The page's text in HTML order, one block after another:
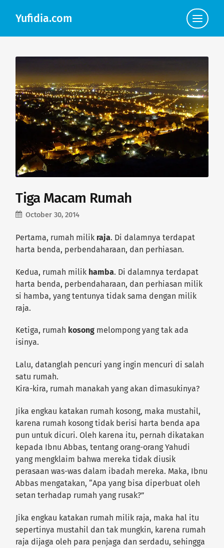
Yufidia.com
Click
to
view
Tiga Macam Rumah
October 30, 2014
Pertama, rumah milik raja. Di dalamnya terdapat
harta benda, perbendaharaan, dan perhiasan.
Kedua, rumah milik hamba. Di dalamnya terdapat
harta benda, perbendaharaan, dan perhiasan milik
si hamba, yang tentunya tidak sama dengan milik
raja.
Ketiga, rumah kosong melompong yang tak ada
isinya.
Lalu, datanglah pencuri yang ingin mencuri di salah
satu rumah.
Kira-kira, rumah manakah yang akan dimasukinya?
Jika engkau katakan rumah kosong, maka mustahil,
karena rumah kosong tidak berisi harta benda apa
pun untuk dicuri. Oleh karena itu, pernah dikatakan
kepada Ibnu Abbas, tentang orang-orang Yahudi
yang mengklaim bahwa mereka tidak diusik
perasaan was-was dalam ibadah mereka. Maka, Ibnu
Abbas mengatakan, “Apa yang bisa diperbuat oleh
setan terhadap rumah yang rusak?”
Jika engkau katakan rumah milik raja, maka hal itu
sepertinya mustahil dan tak mungkin, karena rumah
raja dijaga oleh para penjaga dan serdadu, sehingga